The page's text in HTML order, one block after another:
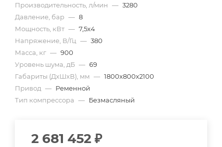
Производительность, л/мин — 3280
Давление, бар — 8
Мощность, кВт — 7,5х4
Напряжение, В/Гц — 380
Масса, кг — 900
Уровень шума, дБ — 69
Габариты (ДхШхВ), мм — 1800х800х2100
Привод — Ременной
Тип компрессора — Безмасляный
2 681 452 ₽